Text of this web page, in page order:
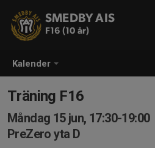
Kalender
SMEDBY AIS
F16 (10 år)
Träning F16
Måndag 15 jun, 17:30-19:00
PreZero yta D